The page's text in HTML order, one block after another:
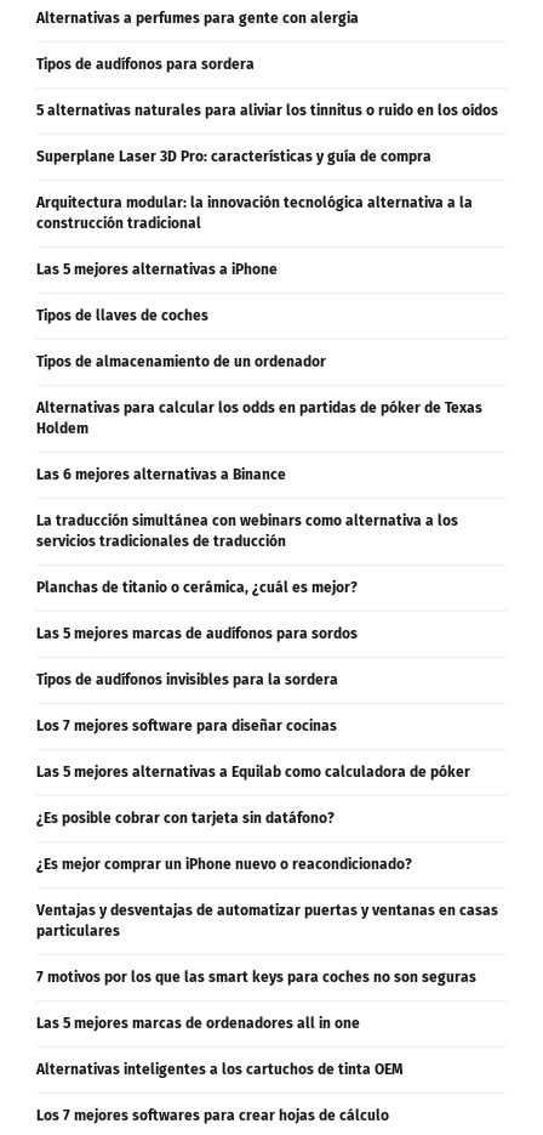
Alternativas a perfumes para gente con alergia
Tipos de audífonos para sordera
5 alternativas naturales para aliviar los tinnitus o ruido en los oídos
Superplane Laser 3D Pro: características y guía de compra
Arquitectura modular: la innovación tecnológica alternativa a la
construcción tradicional
Las 5 mejores alternativas a iPhone
Tipos de llaves de coches
Tipos de almacenamiento de un ordenador
Alternativas para calcular los odds en partidas de póker de Texas
Holdem
Las 6 mejores alternativas a Binance
La traducción simultánea con webinars como alternativa a los
servicios tradicionales de traducción
Planchas de titanio o cerámica, ¿cuál es mejor?
Las 5 mejores marcas de audífonos para sordos
Tipos de audífonos invisibles para la sordera
Los 7 mejores software para diseñar cocinas
Las 5 mejores alternativas a Equilab como calculadora de póker
¿Es posible cobrar con tarjeta sin datáfono?
¿Es mejor comprar un iPhone nuevo o reacondicionado?
Ventajas y desventajas de automatizar puertas y ventanas en casas
particulares
7 motivos por los que las smart keys para coches no son seguras
Las 5 mejores marcas de ordenadores all in one
Alternativas inteligentes a los cartuchos de tinta OEM
Los 7 mejores softwares para crear hojas de cálculo